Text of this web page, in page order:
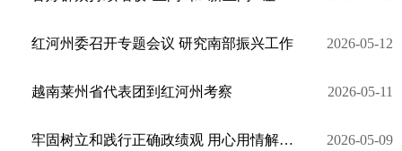
红河州委召开专题会议 研究南部振兴工作 2026-05-12
越南莱州省代表团到红河州考察 2026-05-11
牢固树立和践行正确政绩观 用心用情解决群众急难愁盼 2026-05-09